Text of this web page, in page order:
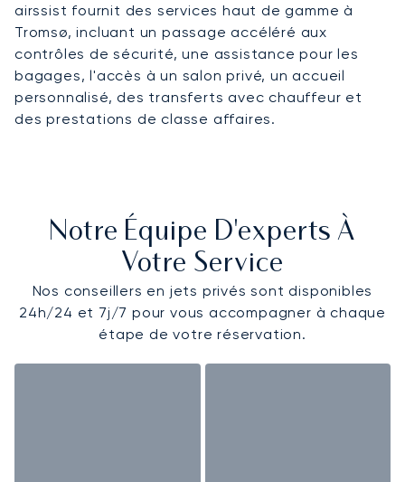
airssist fournit des services haut de gamme à
Tromsø, incluant un passage accéléré aux
contrôles de sécurité, une assistance pour les
bagages, l'accès à un salon privé, un accueil
personnalisé, des transferts avec chauffeur et
des prestations de classe affaires.
Notre Équipe D'experts À
Votre Service
Nos conseillers en jets privés sont disponibles
24h/24 et 7j/7 pour vous accompagner à chaque
étape de votre réservation.